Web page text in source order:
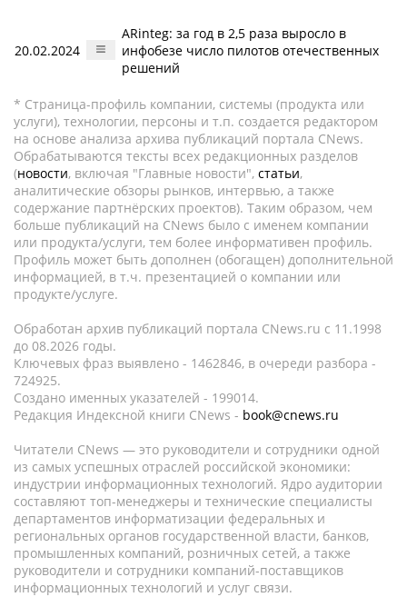
20.02.2024
ARinteg: за год в 2,5 раза выросло в
инфобезе число пилотов отечественных
решений
* Страница-профиль компании, системы (продукта или
услуги), технологии, персоны и т.п. создается редактором
на основе анализа архива публикаций портала CNews.
Обрабатываются тексты всех редакционных разделов
(новости, включая "Главные новости", статьи,
аналитические обзоры рынков, интервью, а также
содержание партнёрских проектов). Таким образом, чем
больше публикаций на CNews было с именем компании
или продукта/услуги, тем более информативен профиль.
Профиль может быть дополнен (обогащен) дополнительной
информацией, в т.ч. презентацией о компании или
продукте/услуге.
Обработан архив публикаций портала CNews.ru c 11.1998
до 08.2026 годы.
Ключевых фраз выявлено - 1462846, в очереди разбора -
724925.
Создано именных указателей - 199014.
Редакция Индексной книги CNews - book@cnews.ru
Читатели CNews — это руководители и сотрудники одной
из самых успешных отраслей российской экономики:
индустрии информационных технологий. Ядро аудитории
составляют топ-менеджеры и технические специалисты
департаментов информатизации федеральных и
региональных органов государственной власти, банков,
промышленных компаний, розничных сетей, а также
руководители и сотрудники компаний-поставщиков
информационных технологий и услуг связи.